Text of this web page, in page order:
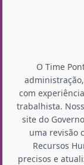
O Time
com
trabalhista.
site do
uma revisão
Recursos
precisos e